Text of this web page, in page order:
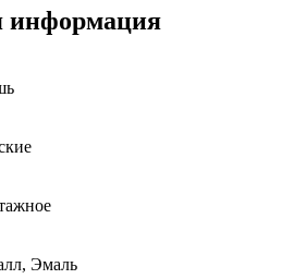
информация
Эмаль